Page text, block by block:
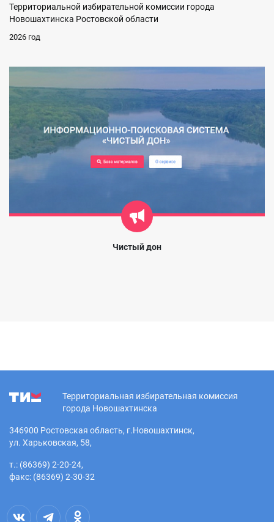
Территориальной избирательной комиссии города
Новошахтинска Ростовской области
2026 год
Чистый дон
Территориальная избирательная комиссия
города Новошахтинска
346900 Ростовская область, г.Новошахтинск,
ул. Харьковская, 58,
т.: (86369) 2-20-24,
факс: (86369) 2-30-32